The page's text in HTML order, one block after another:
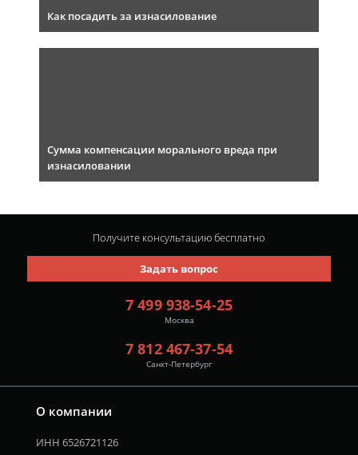
Как посадить за изнасилование
Сумма компенсации морального вреда при
изнасиловании
О компании
ИНН 6526721126
7 499 938-54-25
Москва
7 812 467-37-54
Санкт-Петербург
Задать вопрос
Получите консультациюбесплатно